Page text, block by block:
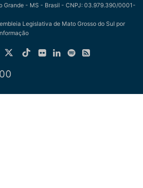
Grande - MS - Brasil - CNPJ: 03.979.390/0001-
Legislativa de Mato Grosso do Sul por